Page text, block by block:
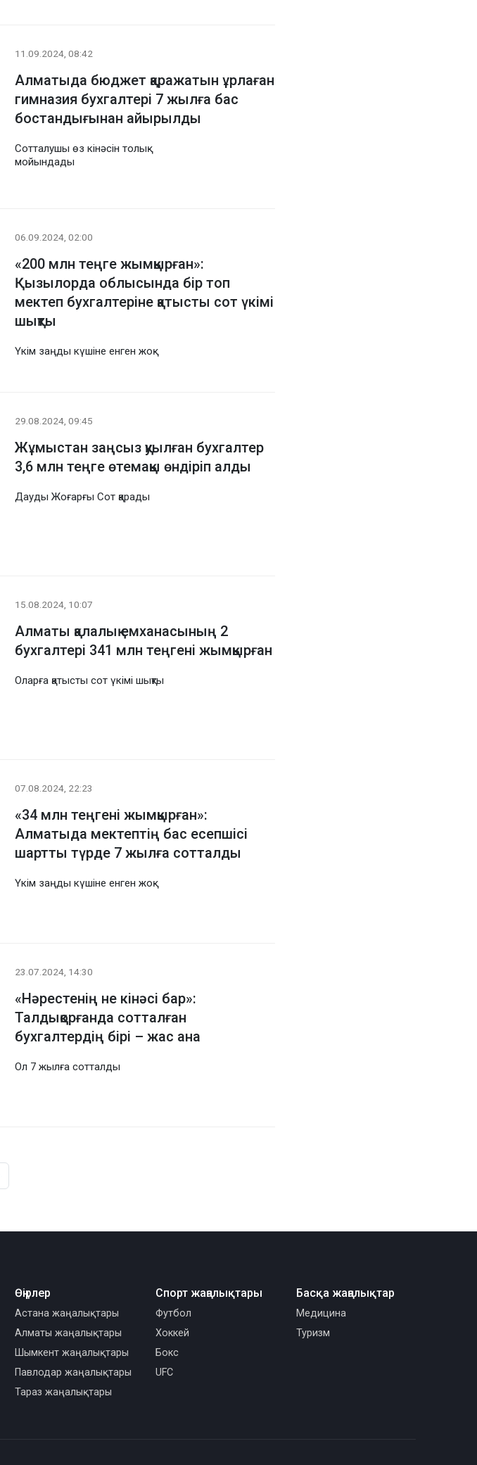
11.09.2024, 08:42
Алматыда бюджет қаражатын ұрлаған
гимназия бухгалтері 7 жылға бас
бостандығынан айырылды
Сотталушы өз кінәсін толық
мойындады
06.09.2024, 02:00
«200 млн теңге жымқырған»:
Қызылорда облысында бір топ
мектеп бухгалтеріне қатысты сот үкімі
шықты
Үкім заңды күшіне енген жоқ
29.08.2024, 09:45
Жұмыстан заңсыз қуылған бухгалтер
3,6 млн теңге өтемақы өндіріп алды
Дауды Жоғарғы Сот қарады
15.08.2024, 10:07
Алматы қалалық емханасының 2
бухгалтері 341 млн теңгені жымқырған
Оларға қатысты сот үкімі шықты
07.08.2024, 22:23
«34 млн теңгені жымқырған»:
Алматыда мектептің бас есепшісі
шартты түрде 7 жылға сотталды
Үкім заңды күшіне енген жоқ
23.07.2024, 14:30
«Нәрестенің не кінәсі бар»:
Талдықорғанда сотталған
бухгалтердің бірі – жас ана
Ол 7 жылға сотталды
Өңірлер
Астана жаңалықтары
Алматы жаңалықтары
Шымкент жаңалықтары
Павлодар жаңалықтары
Тараз жаңалықтары
Спорт жаңалықтары
Футбол
Хоккей
Бокс
UFC
Басқа жаңалықтар
Медицина
Туризм